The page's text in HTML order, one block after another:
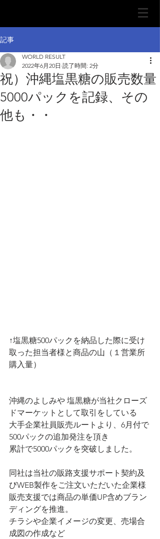
記事
祝）沖縄塩黒糖の販売数量
5000パックを記録、その
他も・・
WORLD RESULT
2022年6月20日 読了時間: 2分
↑塩黒糖500パックを納品した際に受け
取った担当者様と商品の山（１営業所
購入量）
沖縄のよしみや 塩黒糖が当社クローズ
ドマーケットとして取引をしている
大手企業社員販売ルートより、6月付で
500パックの追加発注を頂き
累計で5000パックを突破しました。
同社は当社の販路支援サポート契約及
びWEB製作をご注文いただいた企業様
販売支援では商品の単価UP含めブラン
ディングを推進。
チラシや企業イメージの変更、売場合
成図の作成など